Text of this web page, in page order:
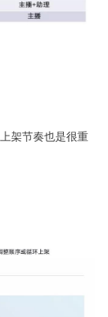
架节奏也是很重